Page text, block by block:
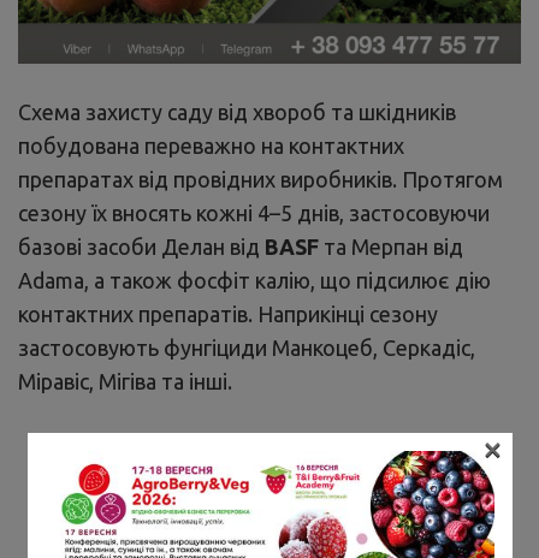
Схема захисту саду від хвороб та шкідників
побудована переважно на контактних
препаратах від провідних виробників. Протягом
сезону їх вносять кожні 4–5 днів, застосовуючи
базові засоби Делан від BASF та Мерпан від
Adama, а також фосфіт калію, що підсилює дію
контактних препаратів. Наприкінці сезону
застосовують фунгіциди Манкоцеб, Серкадіс,
Міравіс, Мігіва та інші.
– Одне з найпоширеніших
захворювань у саду – парша. Боротися
×